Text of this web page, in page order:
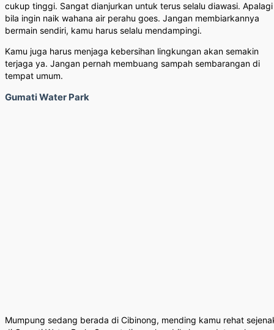
cukup tinggi. Sangat dianjurkan untuk terus selalu diawasi. Apalagi
bila ingin naik wahana air perahu goes. Jangan membiarkannya
bermain sendiri, kamu harus selalu mendampingi.
Kamu juga harus menjaga kebersihan lingkungan akan semakin
terjaga ya. Jangan pernah membuang sampah sembarangan di
tempat umum.
Gumati Water Park
Mumpung sedang berada di Cibinong, mending kamu rehat